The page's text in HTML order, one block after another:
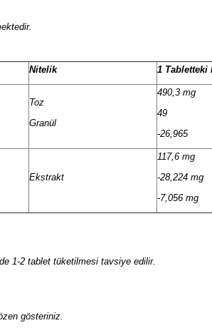
Nitelik 1 Tabletteki
Toz
Granül
490,3 mg
49
-26,965
Ekstrakt
117,6 mg
-28,224 mg
-7,056 mg
1-2 tablet tüketilmesi tavsiye edilir.
gösteriniz.